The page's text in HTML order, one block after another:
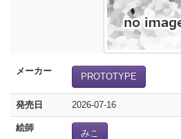
メーカー
PROTOTYPE
発売日 2026-07-16
絵師
みこ